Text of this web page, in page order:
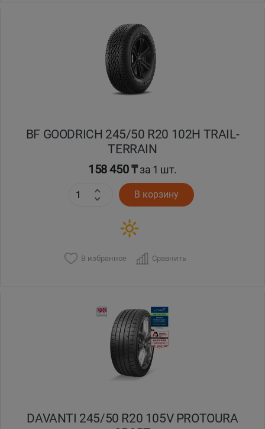
BF GOODRICH 245/50 R20 102H TRAIL-
TERRAIN
158 450 ₸за 1 шт.
В корзину
В избранное Сравнить
DAVANTI 245/50 R20 105V PROTOURA